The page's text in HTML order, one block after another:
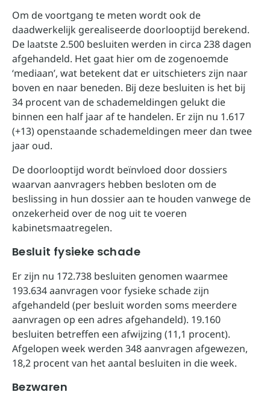
Om de voortgang te meten wordt ook de
daadwerkelijk gerealiseerde doorlooptijd berekend.
De laatste 2.500 besluiten werden in circa 238 dagen
afgehandeld. Het gaat hier om de zogenoemde
‘mediaan’, wat betekent dat er uitschieters zijn naar
boven en naar beneden. Bij deze besluiten is het bij
34 procent van de schademeldingen gelukt die
binnen een half jaar af te handelen. Er zijn nu 1.617
(+13) openstaande schademeldingen meer dan twee
jaar oud.
De doorlooptijd wordt beïnvloed door dossiers
waarvan aanvragers hebben besloten om de
beslissing in hun dossier aan te houden vanwege de
onzekerheid over de nog uit te voeren
kabinetsmaatregelen.
Besluit fysieke schade
Er zijn nu 172.738 besluiten genomen waarmee
193.634 aanvragen voor fysieke schade zijn
afgehandeld (per besluit worden soms meerdere
aanvragen op een adres afgehandeld). 19.160
besluiten betreffen een afwijzing (11,1 procent).
Afgelopen week werden 348 aanvragen afgewezen,
18,2 procent van het aantal besluiten in die week.
Bezwaren